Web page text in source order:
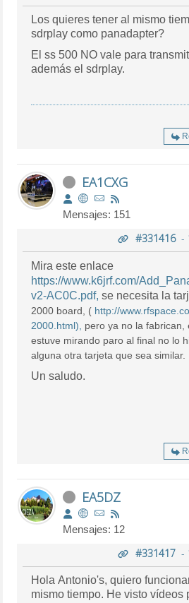
Los quieres tener al mismo
sdrplay como panadapter?
El ss 500 NO vale para
además el sdrplay.
EA1CXG
Mensajes: 151
#331416-
Mira este enlace
https://www.k6jrf.com/
v2-AC0C.pdf, se necesita la
2000 board, ( http://
2000.html),
estuve mirando paro al final no lo
alguna otra tarjeta que sea similar.
Un saludo.
EA5DZ
Mensajes: 12
#331417-
Hola Antonio's, quiero
mismo tiempo. He visto vídeos